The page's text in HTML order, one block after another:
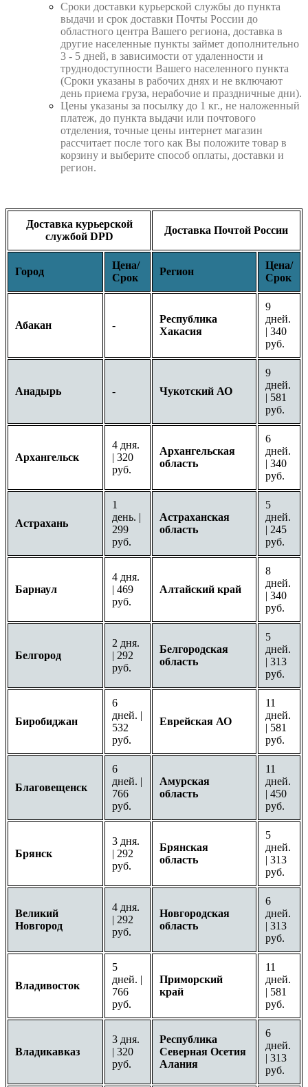
Cроки доставки курьерской службы до пункта
выдачи и срок доставки Почты России до
областного центра Вашего региона, доставка в
другие населенные пункты займет дополнительно
3 - 5 дней, в зависимости от удаленности и
труднодоступности Вашего населенного пункта
(Сроки указаны в рабочих днях и не включают
день приема груза, нерабочие и праздничные дни).
Цены указаны за посылку до 1 кг., не наложенный
платеж, до пункта выдачи или почтового
отделения, точные цены интернет магазин
рассчитает после того как Вы положите товар в
корзину и выберите способ оплаты, доставки и
регион.
Доставка курьерской
службой DPD
Доставка Почтой России
Город
Цена/
Срок
Регион
Цена/
Срок
Абакан -
Республика
Хакасия
9
дней.
| 340
руб.
Анадырь - Чукотский АО
9
дней.
| 581
руб.
Архангельск
4 дня.
| 320
руб.
Архангельская
область
6
дней.
| 340
руб.
Астрахань
1
день. |
299
руб.
Астраханская
область
5
дней.
| 245
руб.
Барнаул
4 дня.
| 469
руб.
Алтайский край
8
дней.
| 340
руб.
Белгород
2 дня.
| 292
руб.
Белгородская
область
5
дней.
| 313
руб.
Биробиджан
6
дней. |
532
руб.
Еврейская АО
11
дней.
| 581
руб.
Благовещенск
6
дней. |
766
руб.
Амурская
область
11
дней.
| 450
руб.
Брянск
3 дня.
| 292
руб.
Брянская
область
5
дней.
| 313
руб.
Великий
Новгород
4 дня.
| 292
руб.
Новгородская
область
6
дней.
| 313
руб.
Владивосток
5
дней. |
766
руб.
Приморский
край
11
дней.
| 581
руб.
Владикавказ
3 дня.
| 320
руб.
Республика
Северная Осетия
Алания
6
дней.
| 313
руб.